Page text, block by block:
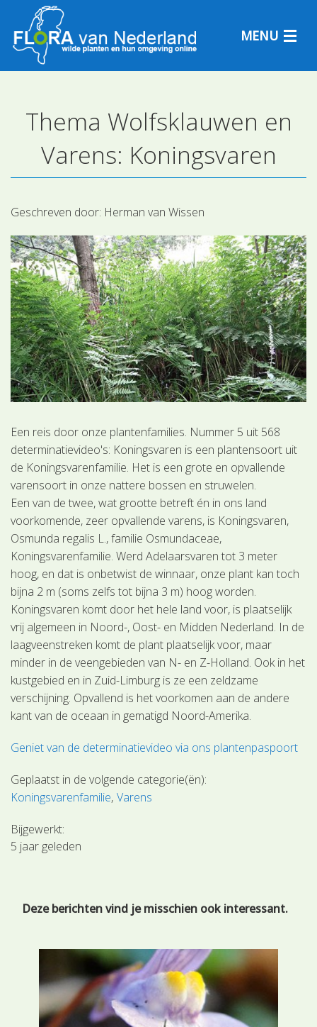
MENU
Plantensoorten
Determineren
Thema Wolfsklauwen en
Varens: Koningsvaren
Geschreven door: Herman van Wissen
Een reis door onze plantenfamilies. Nummer 5 uit 568
determinatievideo's: Koningsvaren is een plantensoort uit
de Koningsvarenfamilie. Het is een grote en opvallende
varensoort in onze nattere bossen en struwelen.
Een van de twee, wat grootte betreft én in ons land
voorkomende, zeer opvallende varens, is Koningsvaren,
Osmunda regalis L., familie Osmundaceae,
Koningsvarenfamilie. Werd Adelaarsvaren tot 3 meter
hoog, en dat is onbetwist de winnaar, onze plant kan toch
bijna 2 m (soms zelfs tot bijna 3 m) hoog worden.
Koningsvaren komt door het hele land voor, is plaatselijk
vrij algemeen in Noord-, Oost- en Midden Nederland. In de
laagveenstreken komt de plant plaatselijk voor, maar
minder in de veengebieden van N- en Z-Holland. Ook in het
kustgebied en in Zuid-Limburg is ze een zeldzame
verschijning. Opvallend is het voorkomen aan de andere
kant van de oceaan in gematigd Noord-Amerika.
Geniet van de determinatievideo via ons plantenpaspoort
Geplaatst in de volgende categorie(ën):
Koningsvarenfamilie Varens
Bijgewerkt:
5 jaar geleden
Deze berichten vind je misschien ook interessant.